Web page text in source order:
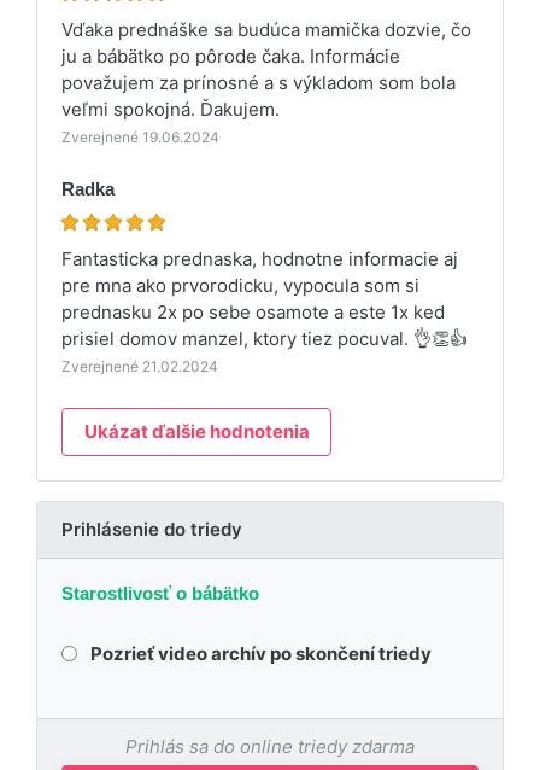
Vďaka prednáške sa budúca mamička dozvie, čo
ju a bábätko po pôrode čaka. Informácie
považujem za prínosné a s výkladom som bola
veľmi spokojná. Ďakujem.
Zverejnené 19.06.2024
Radka
Fantasticka prednaska, hodnotne informacie aj
pre mna ako prvorodicku, vypocula som si
prednasku 2x po sebe osamote a este 1x ked
prisiel domov manzel, ktory tiez pocuval. 👌👏👍
Zverejnené 21.02.2024
Ukázat ďalšie hodnotenia
Prihlásenie do triedy
Starostlivosť o bábätko
Pozrieť video archív po skončení triedy
Prihlás sa do online triedy zdarma